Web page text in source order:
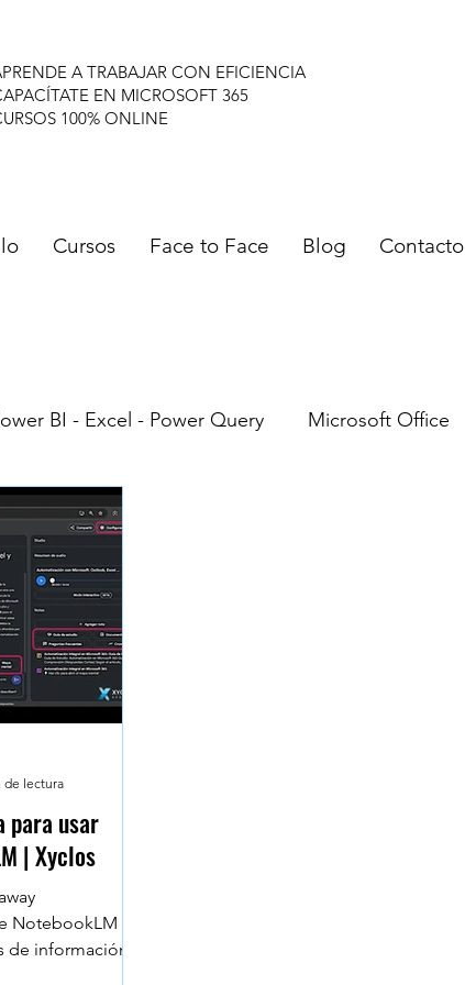
A TRABAJAR CON EFICIENCIA
EN MICROSOFT 365
100% ONLINE
Cursos Face to Face Blog Contacto
BI - Excel - Power Query Microsoft Office
- Alumnos
Google Workspace
Desktop
para usar
| Xyclos
NotebookLM
de información
de lectura